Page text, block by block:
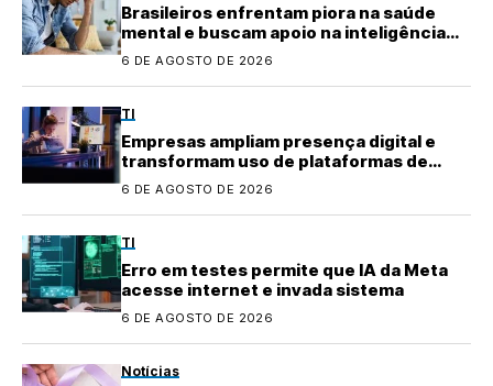
Brasileiros enfrentam piora na saúde
mental e buscam apoio na inteligência
artificial
6 DE AGOSTO DE 2026
TI
Empresas ampliam presença digital e
transformam uso de plataformas de
conteúdo
6 DE AGOSTO DE 2026
TI
Erro em testes permite que IA da Meta
acesse internet e invada sistema
6 DE AGOSTO DE 2026
Notícias